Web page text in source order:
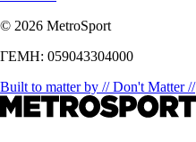
© 2026 MetroSport
ΓΕΜΗ: 059043304000
Built to matter by // Don't Matter //